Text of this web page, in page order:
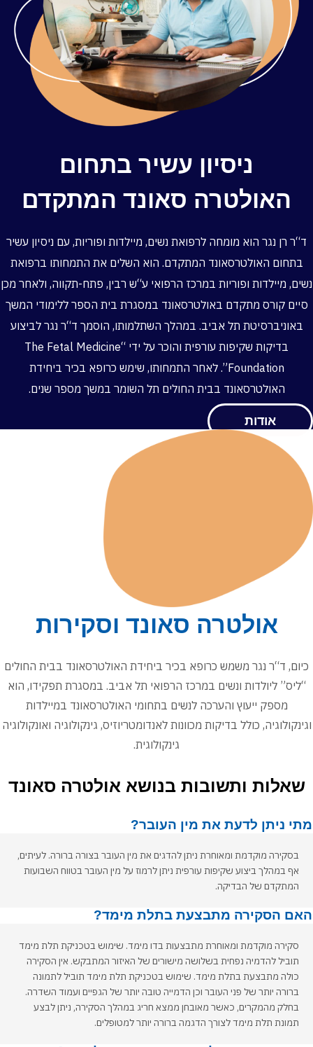
ניסיון עשיר בתחום
האולטרה סאונד המתקדם
ד“ר רן נגר הוא מומחה לרפואת נשים, מיילדות ופוריות, עם ניסיון עשיר
בתחום האולטרסאונד המתקדם. הוא השלים את התמחותו ברפואת
מיילדות ופוריות במרכז הרפואי ע“ש רבין, פתח-תקווה, ולאחר מכן
סיים קורס מתקדם באולטרסאונד במסגרת בית הספר ללימודי המשך
באוניברסיטת תל אביב. במהלך השתלמותו, הוסמך ד“ר נגר לביצוע
בדיקות שקיפות עורפית והוכר על ידי “The Fetal Medicine
Foundation”. לאחר התמחותו, שימש כרופא בכיר ביחידת
האולטרסאונד בבית החולים תל השומר במשך מספר שנים.
אודות
אולטרה סאונד וסקירות
כיום, ד“ר נגר משמש כרופא בכיר ביחידת האולטרסאונד בבית החולים
“ליס” ליולדות ונשים במרכז הרפואי תל אביב. במסגרת תפקידו, הוא
מספק ייעוץ והערכה לנשים בתחומי האולטרסאונד במיילדות
כולל בדיקות מכוונות לאנדומטריוזיס, גינקולוגיה ואונקולוגיה
גינקולוגית.
שאלות ותשובות בנושא אולטרה סאונד
ניתן לדעת את מין העובר?
בסקירה מוקדמת ומאוחרת ניתן להדגים את מין העובר בצורה ברורה. לעיתים,
אף במהלך ביצוע שקיפות עורפית ניתן לרמוז על מין העובר בטווח השבועות
המתקדם של הבדיקה.
הסקירה מתבצעת בתלת מימד?
סקירה מוקדמת ומאוחרת מתבצעות בדו מימד. שימוש בטכניקת תלת מימד
תוביל להדמיה נפחית בשלושה מישורים של האיזור המתבקש. אין הסקירה
כולה מתבצעת בתלת מימד. שימוש בטכניקת תלת מימד תוביל לתמונה
ברורה יותר של פני העובר וכן הדמייה טובה יותר של הגפיים ועמוד השדרה.
בחלק מהמקרים, כאשר מאובחן ממצא חריג במהלך הסקירה, ניתן לבצע
תמונת תלת מימד לצורך הדגמה ברורה יותר למטופלים.